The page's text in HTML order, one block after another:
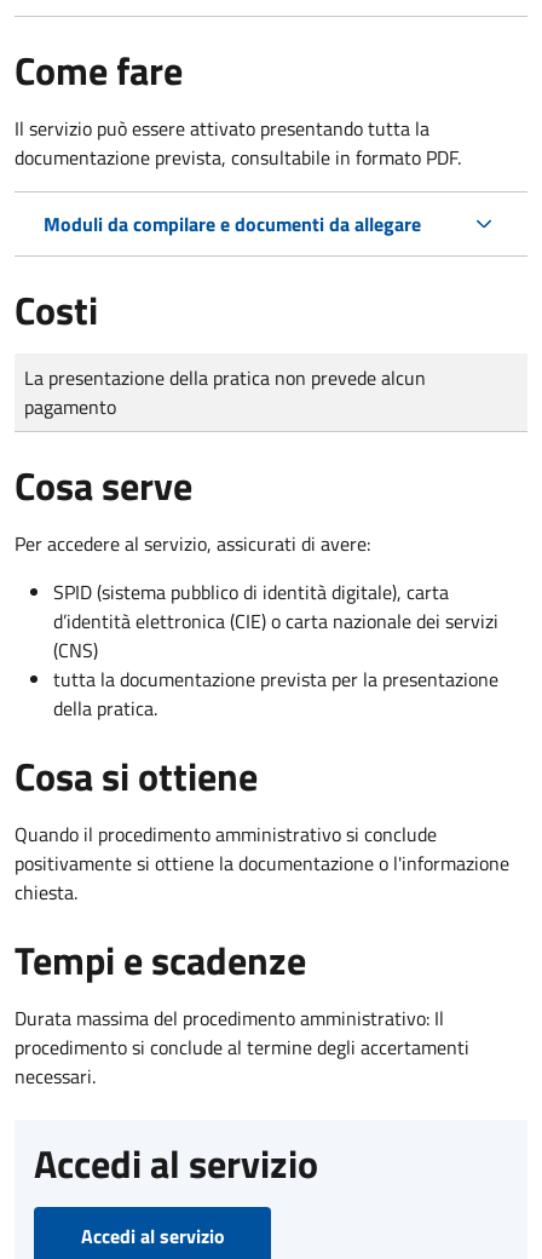
Come fare
Il servizio può essere attivato presentando tutta la
documentazione prevista, consultabile in formato PDF.
Moduli da compilare e documenti da allegare
Costi
Tipo di pagamento
Importo
La presentazione della pratica non prevede alcun
pagamento
Cosa serve
Per accedere al servizio, assicurati di avere:
SPID (sistema pubblico di identità digitale), carta
d’identità elettronica (CIE) o carta nazionale dei servizi
(CNS)
tutta la documentazione prevista per la presentazione
della pratica.
Cosa si ottiene
Quando il procedimento amministrativo si conclude
positivamente si ottiene la documentazione o l'informazione
chiesta.
Tempi e scadenze
Durata massima del procedimento amministrativo: Il
procedimento si conclude al termine degli accertamenti
necessari.
Accedi al servizio
Accedi al servizio